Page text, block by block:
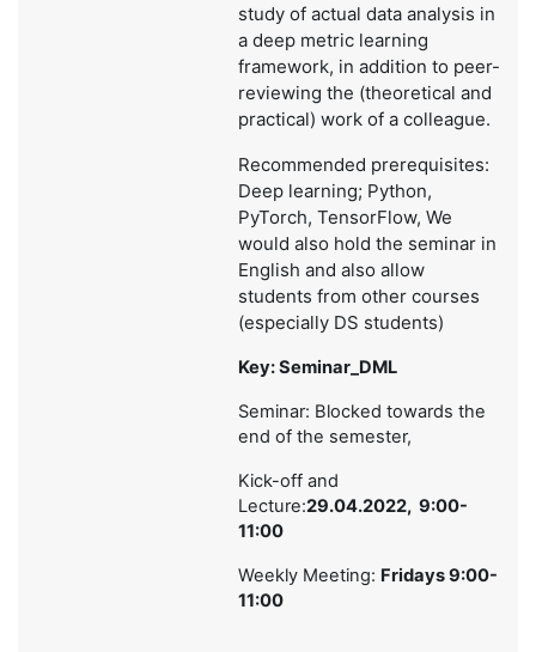
study of actual data analysis in
a deep metric learning
framework, in addition to peer-
reviewing the (theoretical and
practical) work of a colleague.
Recommended prerequisites:
Deep learning; Python,
PyTorch, TensorFlow, We
would also hold the seminar in
English and also allow
students from other courses
(especially DS students)
Key: Seminar_DML
Seminar: Blocked towards the
end of the semester,
Kick-off and
Lecture:29.04.2022, 9:00-
11:00
Weekly Meeting: Fridays 9:00-
11:00